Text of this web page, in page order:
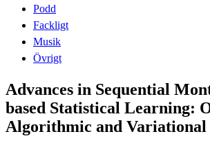
Podd
Fackligt
Musik
Övrigt
Advances in Sequential
based Statistical Learning:
Algorithmic and Variational